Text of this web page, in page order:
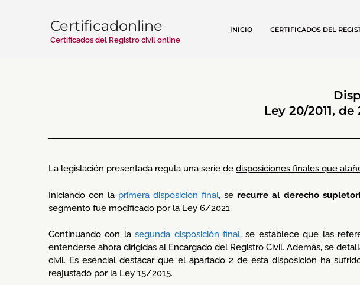
Certificadonline
Certificados del Registro civil online
INICIO CERTIFICADOS DEL
Ley 20/2011,
La legislación presentada regula una serie de disposiciones finales que
Iniciando con la primera disposición final, se recurre al derecho
segmento fue modificado por la Ley 6/2021.
Continuando con lasegunda disposición final, se establece que las
entenderse ahora dirigidas al Encargado del Registro Civil. Además, se
civil. Es esencial destacar que el apartado 2 de esta disposición ha
reajustado por la Ley 15/2015.